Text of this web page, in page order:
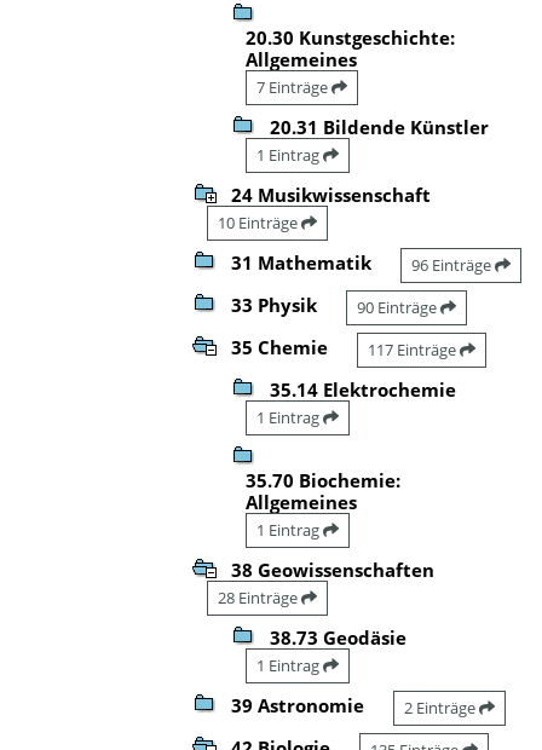
20.30 Kunstgeschichte:
Allgemeines
7 Einträge
20.31 Bildende Künstler
1 Eintrag
24 Musikwissenschaft
10 Einträge
31 Mathematik 96 Einträge
33 Physik 90 Einträge
35 Chemie 117 Einträge
35.14 Elektrochemie
1 Eintrag
35.70 Biochemie:
Allgemeines
1 Eintrag
38 Geowissenschaften
28 Einträge
38.73 Geodäsie
1 Eintrag
39 Astronomie 2 Einträge